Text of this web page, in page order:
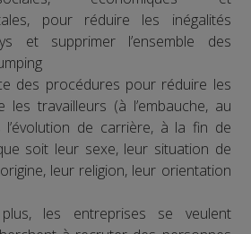
pour réduire les inégalités
et supprimer l’ensemble des
des procédures pour réduire les
les travailleurs (à l’embauche, au
de carrière, à la fin de
soit leur sexe, leur situation de
leur religion, leur orientation
les entreprises se veulent